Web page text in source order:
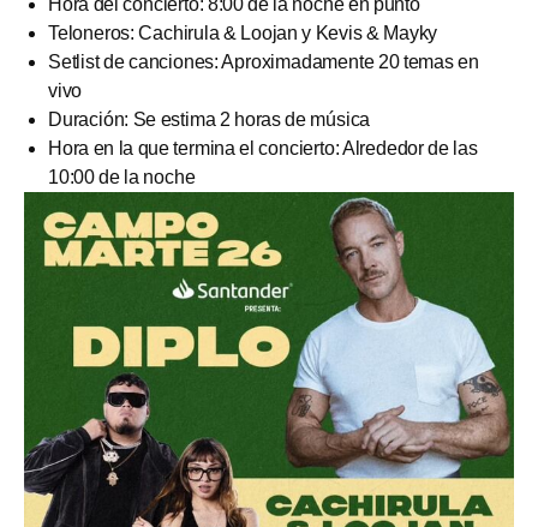
Hora del concierto: 8:00 de la noche en punto
Teloneros: Cachirula & Loojan y Kevis & Mayky
Setlist de canciones: Aproximadamente 20 temas en
vivo
Duración: Se estima 2 horas de música
Hora en la que termina el concierto: Alrededor de las
10:00 de la noche